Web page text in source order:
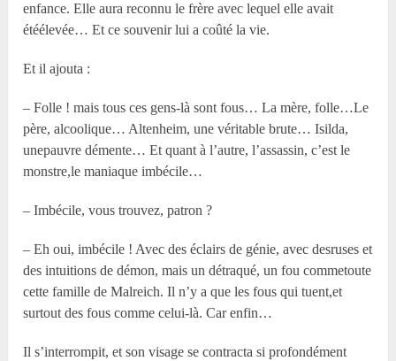
enfance. Elle aura reconnu le frère avec lequel elle avait
étéélevée… Et ce souvenir lui a coûté la vie.
Et il ajouta :
– Folle ! mais tous ces gens-là sont fous… La mère, folle…Le
père, alcoolique… Altenheim, une véritable brute… Isilda,
unepauvre démente… Et quant à l’autre, l’assassin, c’est le
monstre,le maniaque imbécile…
– Imbécile, vous trouvez, patron ?
– Eh oui, imbécile ! Avec des éclairs de génie, avec desruses et
des intuitions de démon, mais un détraqué, un fou commetoute
cette famille de Malreich. Il n’y a que les fous qui tuent,et
surtout des fous comme celui-là. Car enfin…
Il s’interrompit, et son visage se contracta si profondément